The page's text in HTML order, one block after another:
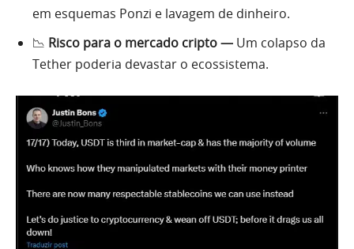
em esquemas Ponzi e lavagem de dinheiro.
📉 Risco para o mercado cripto — Um colapso da
Tether poderia devastar o ecossistema.